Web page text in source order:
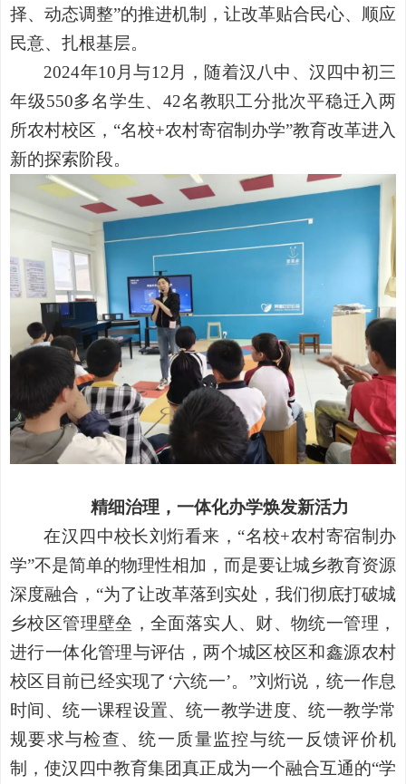
择、动态调整”的推进机制，让改革贴合民心、顺应
民意、扎根基层。
2024年10月与12月，随着汉八中、汉四中初三
年级550多名学生、42名教职工分批次平稳迁入两
所农村校区，“名校+农村寄宿制办学”教育改革进入
新的探索阶段。
精细治理，一体化办学焕发新活力
在汉四中校长刘烆看来， “名校+农村寄宿制办
学”不是简单的物理性相加，而是要让城乡教育资源
深度融合，“为了让改革落到实处，我们彻底打破城
乡校区管理壁垒，全面落实人、财、物统一管理，
进行一体化管理与评估，两个城区校区和鑫源农村
校区目前已经实现了‘六统一’。”刘烆说，统一作息
时间、统一课程设置、统一教学进度、统一教学常
规要求与检查、统一质量监控与统一反馈评价机
制，使汉四中教育集团真正成为一个融合互通的“学